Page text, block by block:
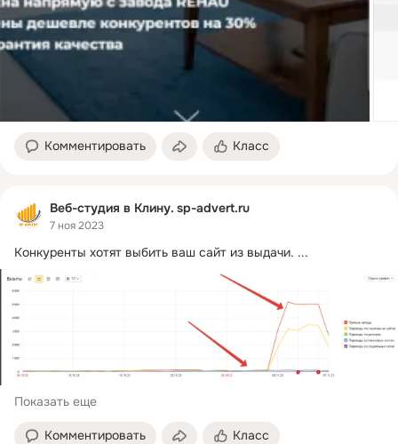
Комментировать Класс
Веб-студия в Клину. sp-advert.ru
7 ноя 2023
Конкуренты хотят выбить ваш сайт из выдачи. ...
Показать еще
Комментировать Класс